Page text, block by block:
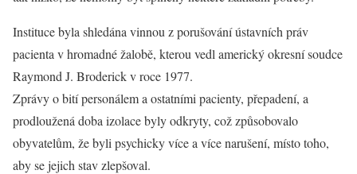
Instituce byla shledána vinnou z porušování ústavních práv
pacienta v hromadné žalobě, kterou vedl americký okresní soudce
Raymond J. Broderick v roce 1977.
Zprávy o bití personálem a ostatními pacienty, přepadení, a
prodloužená doba izolace byly odkryty, což způsobovalo
obyvatelům, že byli psychicky více a více narušení, místo toho,
aby se jejich stav zlepšoval.